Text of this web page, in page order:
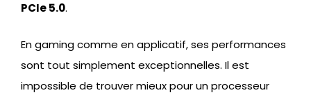
PCIe 5.0.
En gaming comme en applicatif, ses performances
sont tout simplement exceptionnelles. Il est
impossible de trouver mieux pour un processeur